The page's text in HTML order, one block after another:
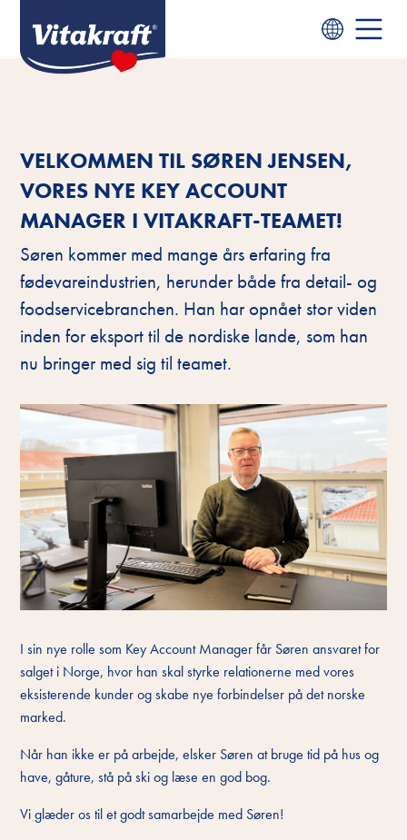
VELKOMMEN TIL SØREN JENSEN,
VORES NYE KEY ACCOUNT
MANAGER I VITAKRAFT-TEAMET!
Søren kommer med mange års erfaring fra
fødevareindustrien, herunder både fra detail- og
foodservicebranchen. Han har opnået stor viden
inden for eksport til de nordiske lande, som han
nu bringer med sig til teamet.
I sin nye rolle som Key Account Manager får Søren ansvaret for
salget i Norge, hvor han skal styrke relationerne med vores
eksisterende kunder og skabe nye forbindelser på det norske
marked.
Når han ikke er på arbejde, elsker Søren at bruge tid på hus og
have, gåture, stå på ski og læse en god bog.
Vi glæder os til et godt samarbejde med Søren!